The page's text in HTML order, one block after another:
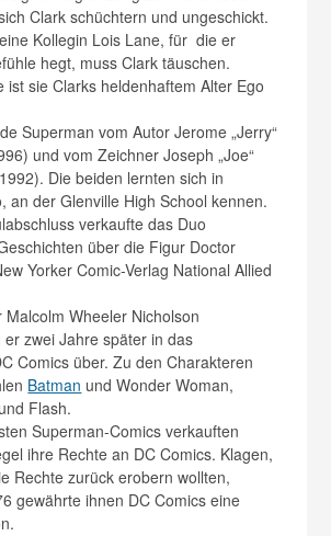
Clark schüchtern und ungeschickt.
Kollegin Lois Lane, für die er
hegt, muss Clark täuschen.
ist sie Clarks heldenhaftem Alter Ego
Superman vom Autor Jerome „Jerry“
und vom Zeichner Joseph „Joe“
Die beiden lernten sich in
an der Glenville High School kennen.
verkaufte das Duo
über die Figur Doctor
Yorker Comic-Verlag National Allied
Malcolm Wheeler Nicholson
zwei Jahre später in das
Comics über. Zu den Charakteren
Batman und Wonder Woman,
Flash.
Superman-Comics verkauften
ihre Rechte an DC Comics. Klagen,
Rechte zurück erobern wollten,
gewährte ihnen DC Comics eine